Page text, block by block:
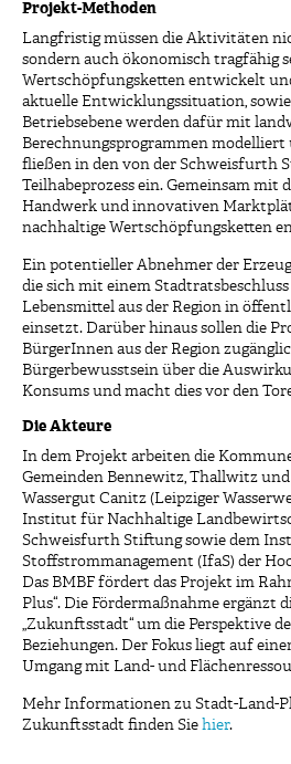
Projekt-Methoden
Langfristig müssen die Aktivitäten
sondern auch ökonomisch tragfähig
Wertschöpfungsketten entwickelt
aktuelle Entwicklungssituation,
Betriebsebene werden dafür mit
Berechnungsprogrammen modelliert
fließen in den von der Schweisfurth
Teilhabeprozess ein. Gemeinsam mit
Handwerk und innovativen
nachhaltige Wertschöpfungsketten
Ein potentieller Abnehmer der
die sich mit einem
Lebensmittel aus der Region in
einsetzt. Darüber hinaus sollen die
BürgerInnen aus der Region
Bürgerbewusstsein über die
Konsums und macht dies vor den
Die Akteure
In dem Projekt arbeiten die
Gemeinden Bennewitz, Thallwitz
Wassergut Canitz (Leipziger
Institut für Nachhaltige
Schweisfurth Stiftung sowie dem
Stoffstrommanagement (IfaS) der
Das BMBF fördert das Projekt im
Plus“. Die Fördermaßnahme ergänzt
„Zukunftsstadt“ um die Perspektive
Beziehungen. Der Fokus liegt auf
Umgang mit Land- und
Mehr Informationen zu Stadt-Land-
Zukunftsstadt finden Sie hier.